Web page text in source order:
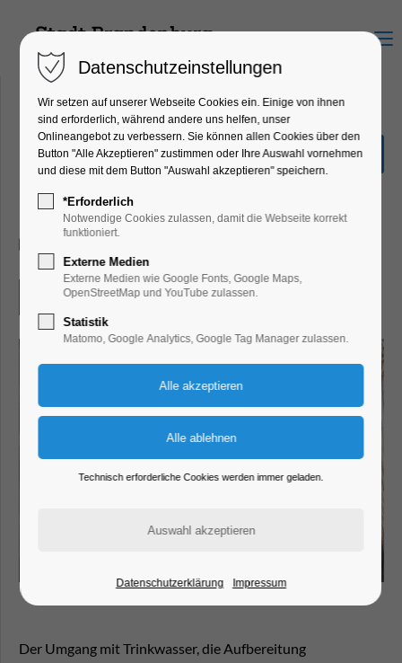
Menu
Wir bauen eine
Trockentrenntoilette
Mitmach-Aktion
Eintritt frei
Der Umgang mit Trinkwasser, die Aufbereitung
Datenschutzeinstellungen
Wir setzen auf unserer Webseite Cookies ein. Einige von ihnen
sind erforderlich, während andere uns helfen, unser
Onlineangebot zu verbessern. Sie können allen Cookies über den
Button "Alle Akzeptieren" zustimmen oder Ihre Auswahl vornehmen
und diese mit dem Button "Auswahl akzeptieren" speichern.
*Erforderlich
Notwendige Cookies zulassen, damit die Webseite korrekt
funktioniert.
Externe Medien
Externe Medien wie Google Fonts, Google Maps,
OpenStreetMap und YouTube zulassen.
Statistik
Matomo, Google Analytics, Google Tag Manager zulassen.
Technisch erforderliche Cookies werden immer geladen.
Datenschutzerklärung Impressum